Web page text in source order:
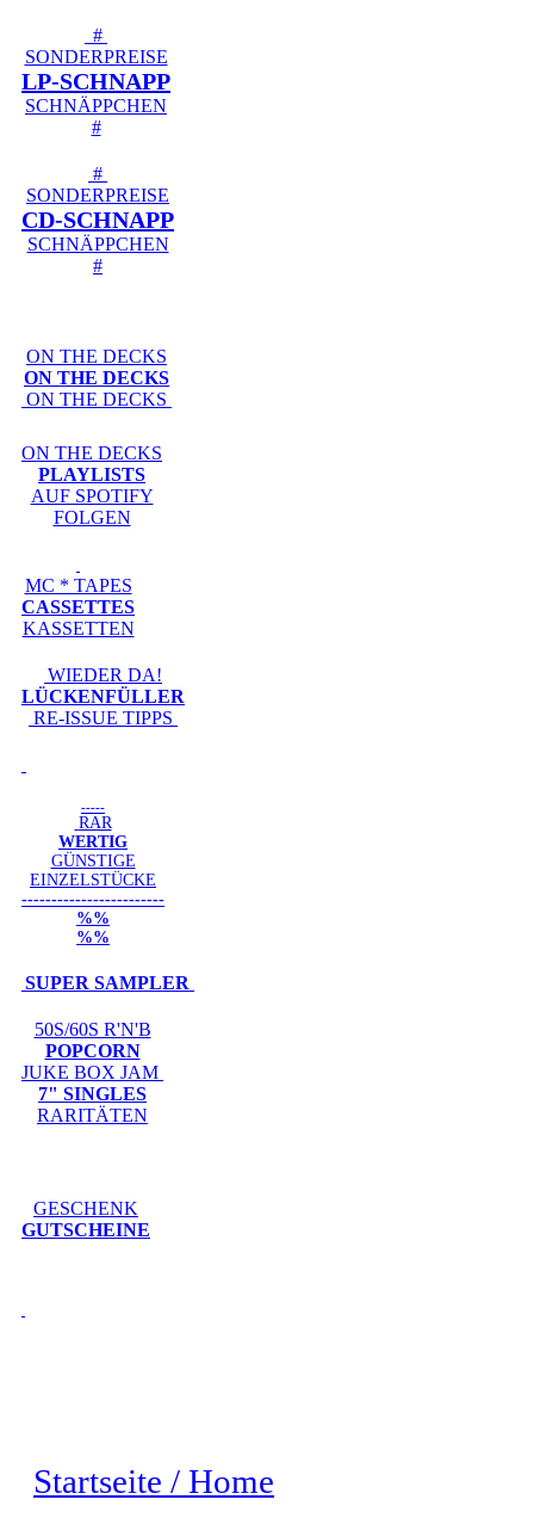
#
SONDERPREISE
LP-SCHNAPP
SCHNÄPPCHEN
#
#
SONDERPREISE
CD-SCHNAPP
SCHNÄPPCHEN
#
ON THE DECKS
ON THE DECKS
ON THE DECKS
ON THE DECKS
PLAYLISTS
AUF SPOTIFY
FOLGEN
MC * TAPES
CASSETTES
KASSETTEN
WIEDER DA!
LÜCKENFÜLLER
RE-ISSUE TIPPS
-----
RAR
WERTIG
GÜNSTIGE
EINZELSTÜCKE
------------------------
%%
%%
SUPER SAMPLER
50S/60S R'N'B
POPCORN
JUKE BOX JAM
7" SINGLES
RARITÄTEN
GESCHENK
GUTSCHEINE
Startseite / Home